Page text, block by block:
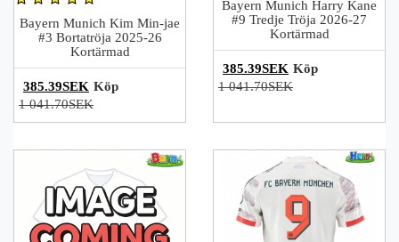
Bayern Munich Kim Min-jae
#3 Bortatröja 2025-26
Kortärmad
385.39SEK
1 041.70SEK
Köp
Bayern Munich Harry Kane
#9 Tredje Tröja 2026-27
Kortärmad
385.39SEK
1 041.70SEK
Köp